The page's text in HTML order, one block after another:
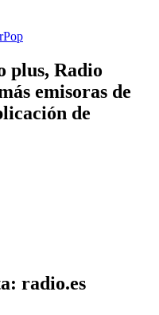
Pop
plus, Radio
emisoras de
de
radio.es